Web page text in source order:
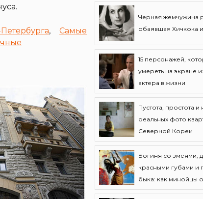
,Самые
Черная жемчужина
обаявшая Хичкока
15 персонажей,
умереть на экране
актера в жизни
Пустота, простота и
реальных фото
Северной Кореи
Богиня со змеями,
красными губами и
быка: как минойцы